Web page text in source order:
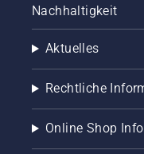
Nachhaltigkeit
Aktuelles
Rechtliche
Online Shop